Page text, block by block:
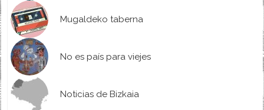
Mugaldeko taberna
No es país para viejes
Noticias de Bizkaia